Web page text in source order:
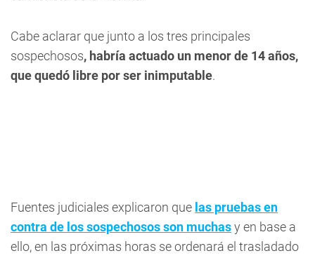
Cabe aclarar que junto a los tres principales
sospechosos, habría actuado un menor de 14 años,
que quedó libre por ser inimputable.
Fuentes judiciales explicaron que las pruebas en
contra de los sospechosos son muchasy en base a
ello, en las próximas horas se ordenará el trasladado